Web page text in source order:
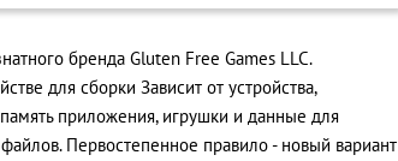
бренда Gluten Free Games LLC.
для сборки Зависит от устройства,
приложения, игрушки и данные для
Первостепенное правило - новый вариант